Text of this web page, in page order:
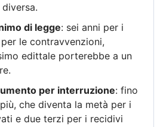
di legge: sei anni per i
le contravvenzioni,
edittale porterebbe a un
per interruzione: fino
che diventa la metà per i
e due terzi per i recidivi